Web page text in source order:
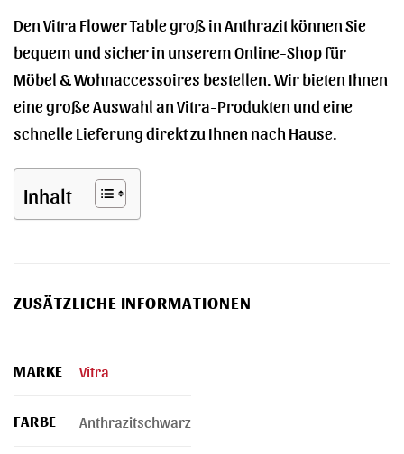
Den Vitra Flower Table groß in Anthrazit können Sie
bequem und sicher in unserem Online-Shop für
Möbel & Wohnaccessoires bestellen. Wir bieten Ihnen
eine große Auswahl an Vitra-Produkten und eine
schnelle Lieferung direkt zu Ihnen nach Hause.
Inhalt
ZUSÄTZLICHE INFORMATIONEN
MARKE Vitra
FARBE Anthrazitschwarz